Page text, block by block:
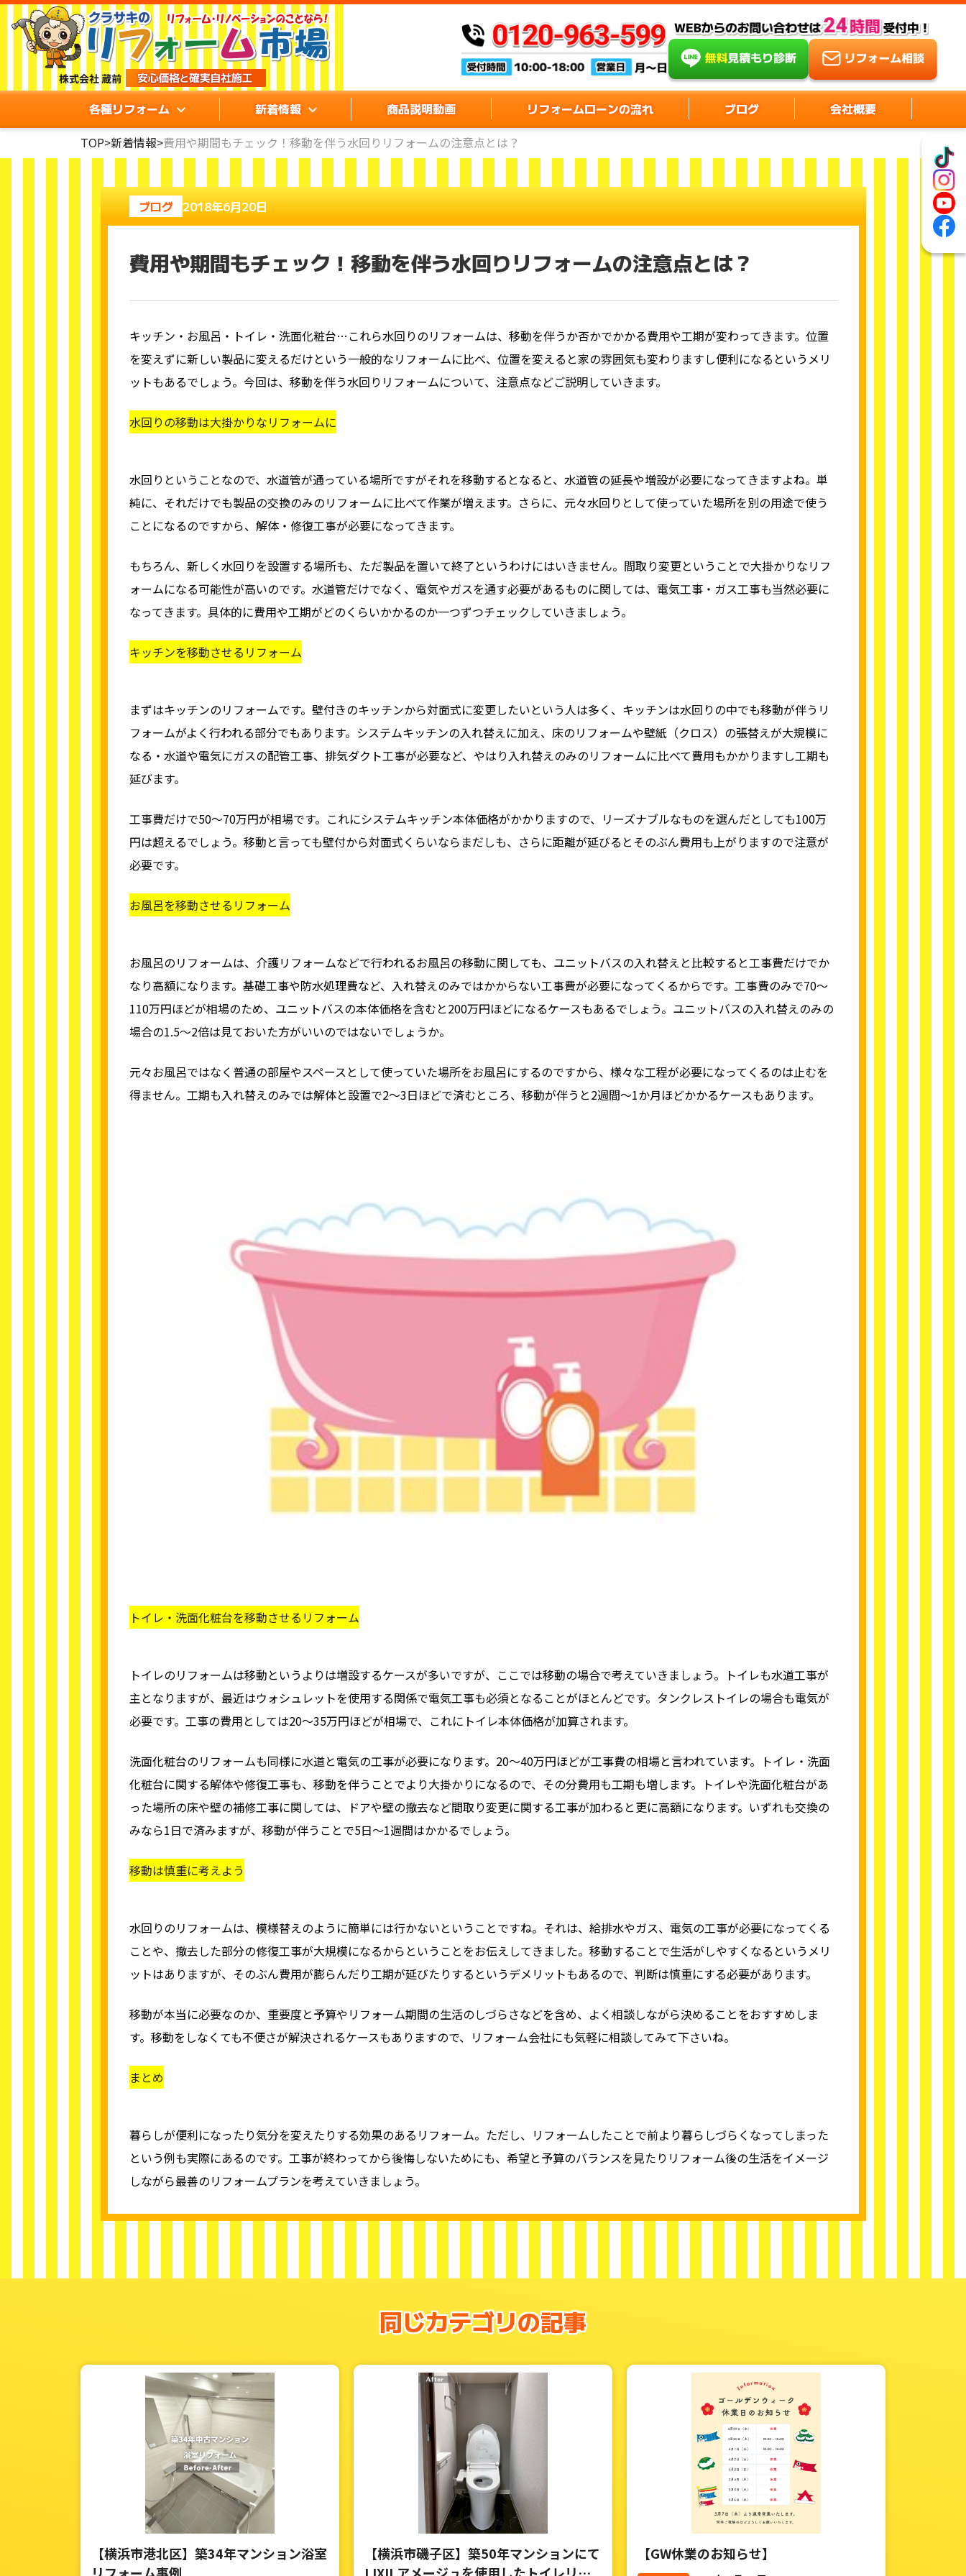
各種リフォーム 新着情報 商品説明動画 リフォームローンの流れ ブログ
会社概要
TOP>新着情報>費用や期間もチェック！移動を伴う水回りリフォームの注意点とは？
ブログ 2018年6月20日
費用や期間もチェック！移動を伴う水回りリフォームの注意点とは？
キッチン・お風呂・トイレ・洗面化粧台…これら水回りのリフォームは、移動を伴うか否かでかかる費用や工期が変わってきます。位置
を変えずに新しい製品に変えるだけという一般的なリフォームに比べ、位置を変えると家の雰囲気も変わりますし便利になるというメリ
ットもあるでしょう。今回は、移動を伴う水回りリフォームについて、注意点などご説明していきます。
水回りの移動は大掛かりなリフォームに
水回りということなので、水道管が通っている場所ですがそれを移動するとなると、水道管の延長や増設が必要になってきますよね。単
純に、それだけでも製品の交換のみのリフォームに比べて作業が増えます。さらに、元々水回りとして使っていた場所を別の用途で使う
ことになるのですから、解体・修復工事が必要になってきます。
もちろん、新しく水回りを設置する場所も、ただ製品を置いて終了というわけにはいきません。間取り変更ということで大掛かりなリフ
ォームになる可能性が高いのです。水道管だけでなく、電気やガスを通す必要があるものに関しては、電気工事・ガス工事も当然必要に
なってきます。具体的に費用や工期がどのくらいかかるのか一つずつチェックしていきましょう。
キッチンを移動させるリフォーム
まずはキッチンのリフォームです。壁付きのキッチンから対面式に変更したいという人は多く、キッチンは水回りの中でも移動が伴うリ
フォームがよく行われる部分でもあります。システムキッチンの入れ替えに加え、床のリフォームや壁紙（クロス）の張替えが大規模に
なる・水道や電気にガスの配管工事、排気ダクト工事が必要など、やはり入れ替えのみのリフォームに比べて費用もかかりますし工期も
延びます。
工事費だけで50～70万円が相場です。これにシステムキッチン本体価格がかかりますので、リーズナブルなものを選んだとしても100万
円は超えるでしょう。移動と言っても壁付から対面式くらいならまだしも、さらに距離が延びるとそのぶん費用も上がりますので注意が
必要です。
お風呂を移動させるリフォーム
お風呂のリフォームは、介護リフォームなどで行われるお風呂の移動に関しても、ユニットバスの入れ替えと比較すると工事費だけでか
なり高額になります。基礎工事や防水処理費など、入れ替えのみではかからない工事費が必要になってくるからです。工事費のみで70～
110万円ほどが相場のため、ユニットバスの本体価格を含むと200万円ほどになるケースもあるでしょう。ユニットバスの入れ替えのみの
場合の1.5～2倍は見ておいた方がいいのではないでしょうか。
元々お風呂ではなく普通の部屋やスペースとして使っていた場所をお風呂にするのですから、様々な工程が必要になってくるのは止むを
得ません。工期も入れ替えのみでは解体と設置で2～3日ほどで済むところ、移動が伴うと2週間～1か月ほどかかるケースもあります。
トイレ・洗面化粧台を移動させるリフォーム
トイレのリフォームは移動というよりは増設するケースが多いですが、ここでは移動の場合で考えていきましょう。トイレも水道工事が
主となりますが、最近はウォシュレットを使用する関係で電気工事も必須となることがほとんどです。タンクレストイレの場合も電気が
必要です。工事の費用としては20～35万円ほどが相場で、これにトイレ本体価格が加算されます。
洗面化粧台のリフォームも同様に水道と電気の工事が必要になります。20～40万円ほどが工事費の相場と言われています。トイレ・洗面
化粧台に関する解体や修復工事も、移動を伴うことでより大掛かりになるので、その分費用も工期も増します。トイレや洗面化粧台があ
った場所の床や壁の補修工事に関しては、ドアや壁の撤去など間取り変更に関する工事が加わると更に高額になります。いずれも交換の
みなら1日で済みますが、移動が伴うことで5日～1週間はかかるでしょう。
移動は慎重に考えよう
水回りのリフォームは、模様替えのように簡単には行かないということですね。それは、給排水やガス、電気の工事が必要になってくる
ことや、撤去した部分の修復工事が大規模になるからということをお伝えしてきました。移動することで生活がしやすくなるというメリ
ットはありますが、そのぶん費用が膨らんだり工期が延びたりするというデメリットもあるので、判断は慎重にする必要があります。
移動が本当に必要なのか、重要度と予算やリフォーム期間の生活のしづらさなどを含め、よく相談しながら決めることをおすすめしま
す。移動をしなくても不便さが解決されるケースもありますので、リフォーム会社にも気軽に相談してみて下さいね。
まとめ
暮らしが便利になったり気分を変えたりする効果のあるリフォーム。ただし、リフォームしたことで前より暮らしづらくなってしまった
という例も実際にあるのです。工事が終わってから後悔しないためにも、希望と予算のバランスを見たりリフォーム後の生活をイメージ
しながら最善のリフォームプランを考えていきましょう。
同じカテゴリの記事
【横浜市港北区】築34年マンション浴室
リフォーム事例
【横浜市磯子区】築50年マンションにて
LIXILアメージュを使用したトイレリフ
【GW休業のお知らせ】